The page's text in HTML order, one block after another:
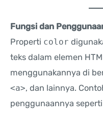
Fungsi dan
Properti color
teks dalam elemen
menggunakannya di
<a>, dan lainnya.
penggunaannya